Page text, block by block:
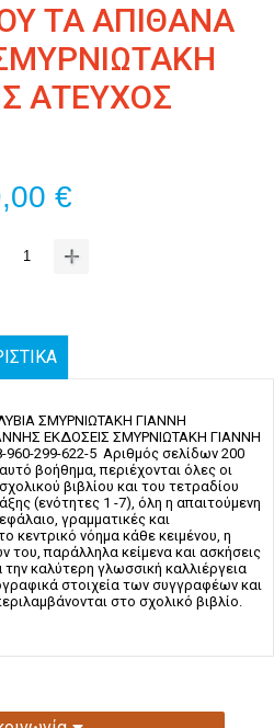
ΤΑ ΑΠΙΘΑΝΑ
ΑΤΕΥΧΟΣ
€
+
ΣΜΥΡΝΙΩΤΑΚΗ ΓΙΑΝΝΗ
ΕΚΔΟΣΕΙΣ ΣΜΥΡΝΙΩΤΑΚΗ ΓΙΑΝΝΗ
960-299-622-5 Αριθμός σελίδων 200
βοήθημα, περιέχονται όλες οι
βιβλίου και του τετραδίου
(ενότητες 1 -7), όλη η απαιτούμενη
γραμματικές και
κεντρικό νόημα κάθε κειμένου, η
παράλληλα κείμενα και ασκήσεις
καλύτερη γλωσσική καλλιέργεια
στοιχεία των συγγραφέων και
στο σχολικό βιβλίο.